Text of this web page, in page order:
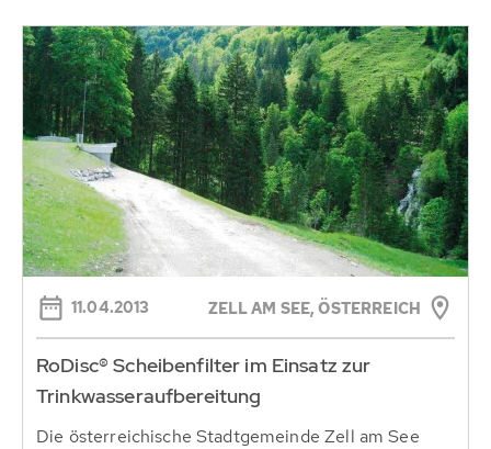
11.04.2013 ZELL AM SEE, ÖSTERREICH
RoDisc® Scheibenfilter im Einsatz zur
Trinkwasseraufbereitung
Die österreichische Stadtgemeinde Zell am See